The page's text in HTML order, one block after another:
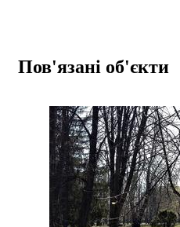
Пов'язані об'єкти